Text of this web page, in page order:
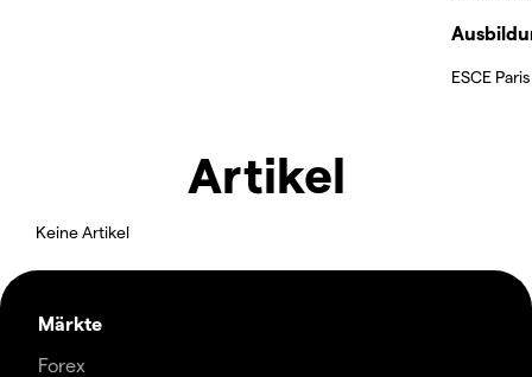
ESCE Paris
Artikel
Keine Artikel
Märkte
Forex